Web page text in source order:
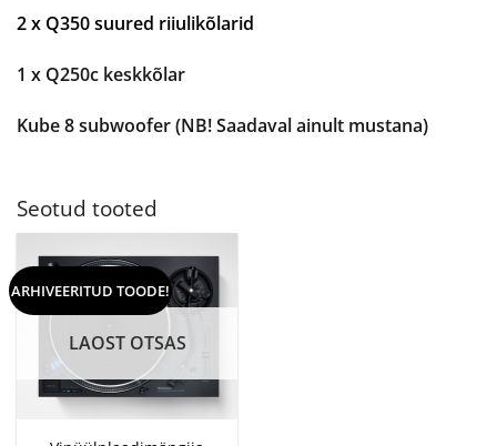
2 x Q350 suured riiulikõlarid
1 x Q250c keskkõlar
Kube 8 subwoofer (NB! Saadaval ainult mustana)
Seotud tooted
ARHIVEERITUD TOODE!
LAOST OTSAS